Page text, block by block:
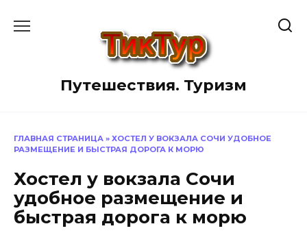
Путешествия. Туризм
ГЛАВНАЯ СТРАНИЦА » ХОСТЕЛ У ВОКЗАЛА СОЧИ УДОБНОЕ
РАЗМЕЩЕНИЕ И БЫСТРАЯ ДОРОГА К МОРЮ
Хостел у вокзала Сочи
удобное размещение и
быстрая дорога к морю